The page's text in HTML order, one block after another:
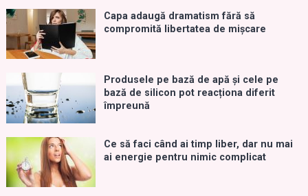
Capa adaugă dramatism fără să
compromită libertatea de mișcare
Produsele pe bază de apă și cele pe
bază de silicon pot reacționa diferit
împreună
Ce să faci când ai timp liber, dar nu mai
ai energie pentru nimic complicat